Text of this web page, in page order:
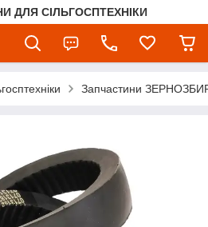
ДЛЯ СІЛЬГОСПТЕХНІКИ
Запчастини